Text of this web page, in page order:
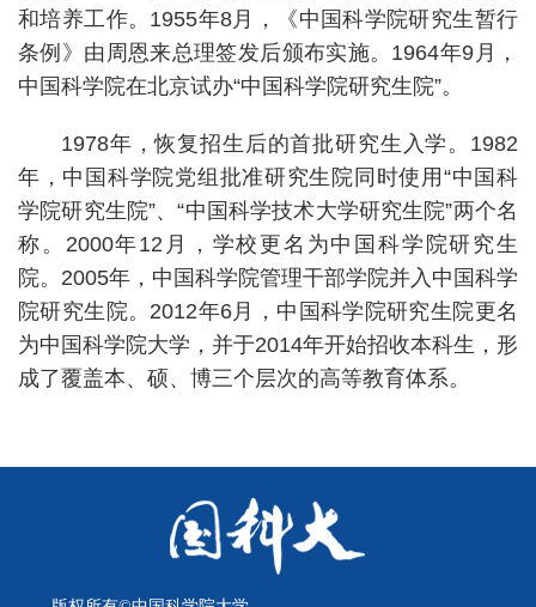
学
校
组
织
机
构
师
和培养工作。1955年8月，《中国科学院研究生暂行
条例》由周恩来总理签发后颁布实施。1964年9月，
中国科学院在北京试办“中国科学院研究生院”。
1978年，恢复招生后的首批研究生入学。1982
年，中国科学院党组批准研究生院同时使用“中国科
学院研究生院”、“中国科学技术大学研究生院”两个名
称。2000年12月，学校更名为中国科学院研究生
院。2005年，中国科学院管理干部学院并入中国科学
院研究生院。2012年6月，中国科学院研究生院更名
为中国科学院大学，并于2014年开始招收本科生，形
成了覆盖本、硕、博三个层次的高等教育体系。